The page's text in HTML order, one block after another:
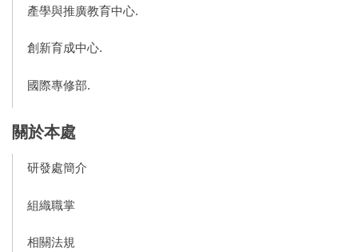
產學與推廣教育中心.
創新育成中心.
國際專修部.
關於本處
研發處簡介
組織職掌
相關法規